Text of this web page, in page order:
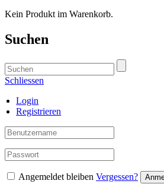
Kein Produkt im Warenkorb.
Suchen
Schliessen
Login
Registrieren
Angemeldet bleiben Vergessen?